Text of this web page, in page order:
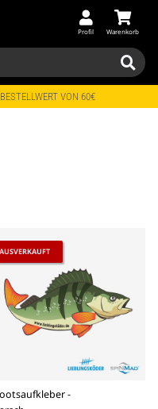
Profil Warenkorb
VON 60€
AUSVERKAUFT
-